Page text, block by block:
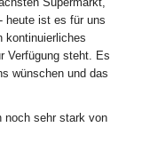
heute ist es für uns
kontinuierliches
Verfügung steht. Es
wünschen und das
noch sehr stark von